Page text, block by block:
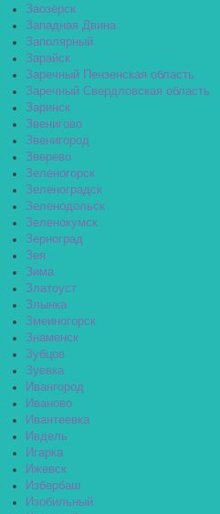
Заозёрск
Западная Двина
Заполярный
Зарайск
Заречный Пензенская область
Заречный Свердловская область
Заринск
Звенигово
Звенигород
Зверево
Зеленогорск
Зеленоградск
Зеленодольск
Зеленокумск
Зерноград
Зея
Зима
Златоуст
Злынка
Змеиногорск
Знаменск
Зубцов
Зуевка
Ивангород
Иваново
Ивантеевка
Ивдель
Игарка
Ижевск
Избербаш
Изобильный